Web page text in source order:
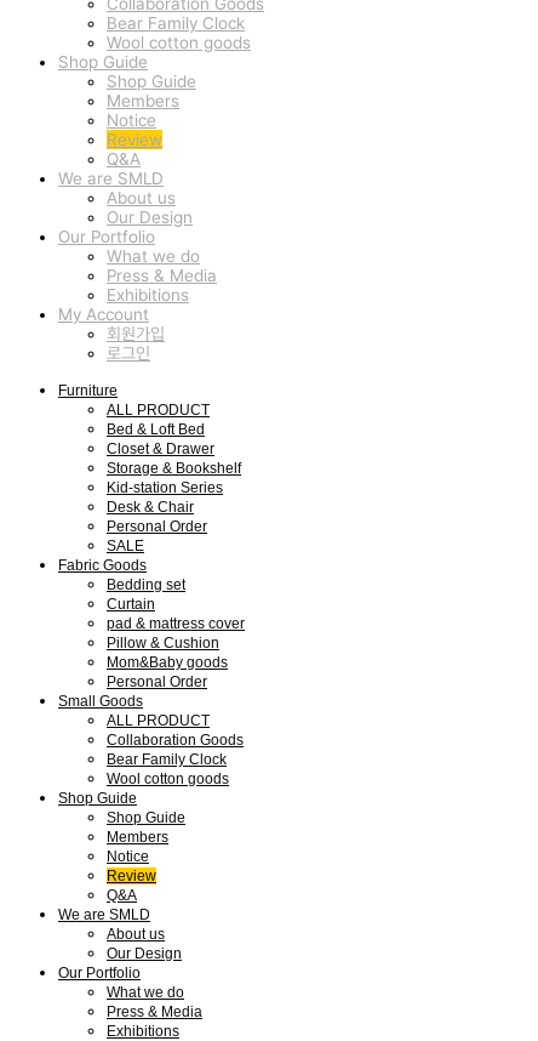
Bear Family Clock
Wool cotton goods
Shop Guide
Shop Guide
Members
Notice
Review
Q&A
We are SMLD
About us
Our Design
Our Portfolio
What we do
Press & Media
Exhibitions
My Account
회원가입
로그인
Furniture
ALL PRODUCT
Bed & Loft Bed
Closet & Drawer
Storage & Bookshelf
Kid-station Series
Desk & Chair
Personal Order
SALE
Fabric Goods
Bedding set
Curtain
pad & mattress cover
Pillow & Cushion
Mom&Baby goods
Personal Order
Small Goods
ALL PRODUCT
Collaboration Goods
Bear Family Clock
Wool cotton goods
Shop Guide
Shop Guide
Members
Notice
Review
Q&A
We are SMLD
About us
Our Design
Our Portfolio
What we do
Press & Media
Exhibitions